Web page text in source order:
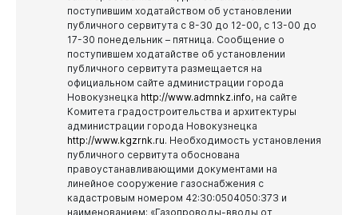
поступившим ходатайством об установлении
публичного сервитута с 8-30 до 12-00, с 13-00 до
17-30 понедельник – пятница. Сообщение о
поступившем ходатайстве об установлении
публичного сервитута размещается на
официальном сайте администрации города
Новокузнецка http://www.admnkz.info, на сайте
Комитета градостроительства и архитектуры
администрации города Новокузнецка
http://www.kgzrnk.ru. Необходимость установления
публичного сервитута обоснована
правоустанавливающими документами на
линейное сооружение газоснабжения с
кадастровым номером 42:30:0504050:373 и
наименованием: «Газопроводы-вводы от